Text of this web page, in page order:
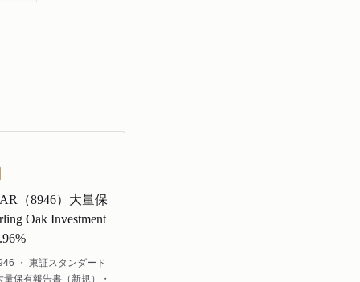
（8946）大量保
Oak Investment
・ 東証スタンダード
保有報告書（新規）・